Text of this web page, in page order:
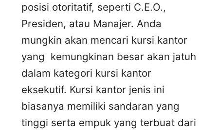
posisi otoritatif, seperti C.E.O.,
Presiden, atau Manajer. Anda
mungkin akan mencari kursi kantor
yang kemungkinan besar akan jatuh
dalam kategori kursi kantor
eksekutif. Kursi kantor jenis ini
biasanya memiliki sandaran yang
tinggi serta empuk yang terbuat dari